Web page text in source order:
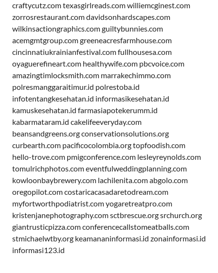
craftycutz.comtexasgirlreads.comwilliemcginest.com
zorrosrestaurant.comdavidsonhardscapes.com
wilkinsactiongraphics.comguiltybunnies.com
acemgmtgroup.comgreeneacresfarmhouse.com
cincinnatiukrainianfestival.comfullhousesa.com
oyaguerefineart.com healthywife.com pbcvoice.com
amazingtimlocksmith.com marrakechimmo.com
polresmanggaraitimur.id polrestoba.id
infotentangkesehatan.id informasikesehatan.id
kamuskesehatan.id farmasiapotekerumm.id
kabarmataram.id cakelifeeveryday.com
beansandgreens.orgconservationsolutions.org
curbearth.com pacificocolombia.orgtopfoodish.com
hello-trove.com pmigconference.com lesleyreynolds.com
tomulrichphotos.comeventfulweddingplanning.com
kowloonbaybrewery.com lachilenita.comabgolo.com
oregopilot.comcostaricacasadaretodream.com
myfortworthpodiatrist.comyogaretreatpro.com
kristenjanephotography.comsctbrescue.orgsrchurch.org
giantrusticpizza.comconferencecallstomeatballs.com
stmichaelwtby.org keamananinformasi.id zonainformasi.id
informasi123.id